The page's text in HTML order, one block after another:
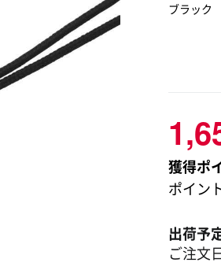
ブラック
獲得ポ
ポイン
出荷予
ご注文